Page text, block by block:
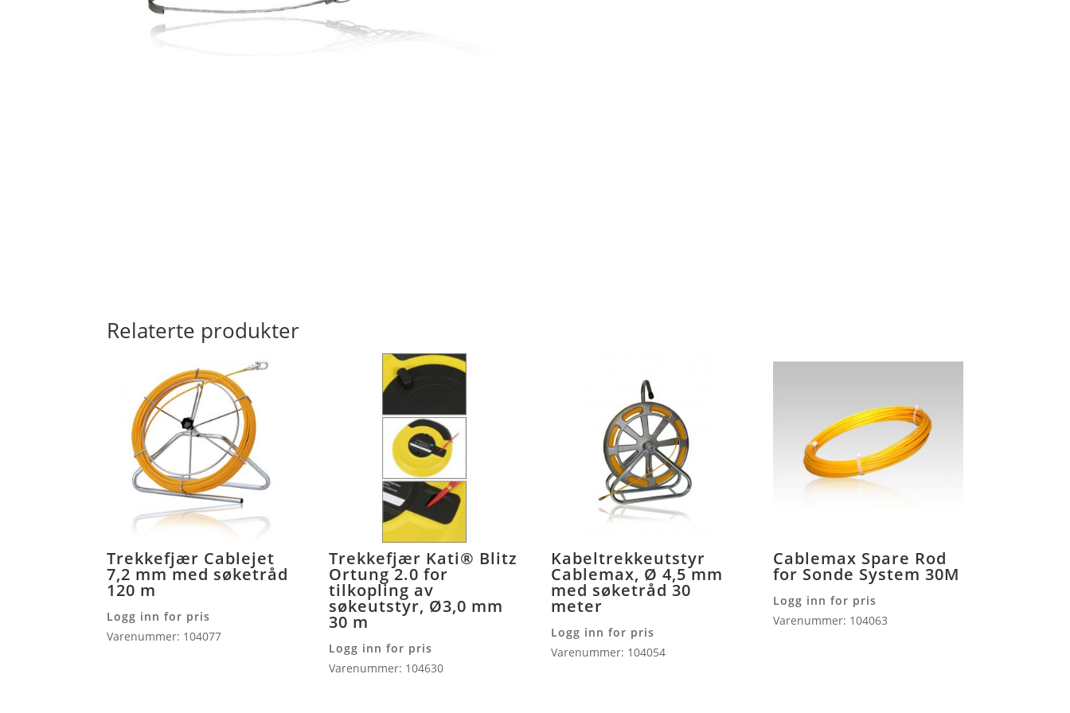
Relaterte produkter
Trekkefjær Cablejet
7,2 mm med søketråd
120 m
Logg inn for pris
Varenummer: 104077
Trekkefjær Kati® Blitz
Ortung 2.0 for
tilkopling av
søkeutstyr, Ø3,0 mm
30 m
Logg inn for pris
Varenummer: 104630
Kabeltrekkeutstyr
Cablemax, Ø 4,5 mm
med søketråd 30
meter
Logg inn for pris
Varenummer: 104054
Cablemax Spare Rod
for Sonde System 30M
Logg inn for pris
Varenummer: 104063